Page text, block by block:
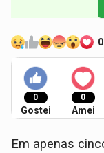
0
Gostei
0
Amei
Em apenas